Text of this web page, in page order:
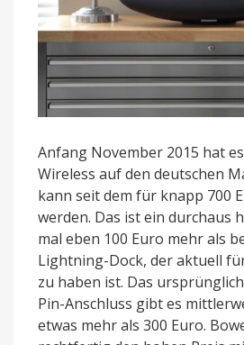
Anfang November 2015 hat
Wireless auf den deutschen
kann seit dem für knapp 700
werden. Das ist ein durchaus
mal eben 100 Euro mehr als
Lightning-Dock, der aktuell
zu haben ist. Das
Pin-Anschluss gibt es
etwas mehr als 300 Euro.